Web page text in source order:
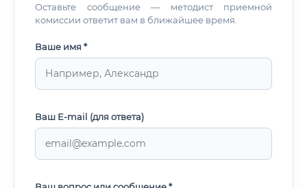
Оставьте сообщение — методист приемной
комиссии ответит вам в ближайшее время.
Ваше имя *
Ваш E-mail (для ответа)